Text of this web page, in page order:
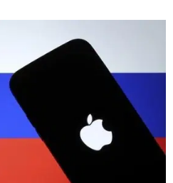
Yozgat
Zonguldak
Karaman